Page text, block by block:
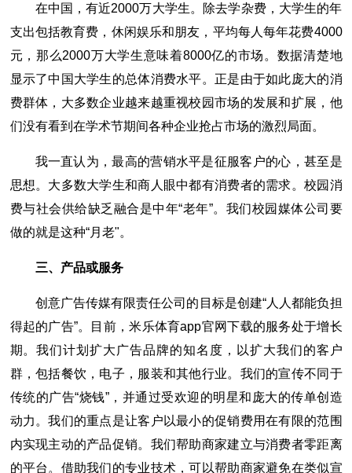
在中国，有近2000万大学生。除去学杂费，大学生的年
支出包括教育费，休闲娱乐和朋友，平均每人每年花费4000
元，那么2000万大学生意味着8000亿的市场。数据清楚地
显示了中国大学生的总体消费水平。正是由于如此庞大的消
费群体，大多数企业越来越重视校园市场的发展和扩展，他
们没有看到在学术节期间各种企业抢占市场的激烈局面。
我一直认为，最高的营销水平是征服客户的心，甚至是
思想。大多数大学生和商人眼中都有消费者的需求。校园消
费与社会供给缺乏融合是中年“老年”。我们校园媒体公司要
做的就是这种“月老"。
三、产品或服务
创意广告传媒有限责任公司的目标是创建“人人都能负担
得起的广告”。目前，米乐体育app官网下载的服务处于增长
期。我们计划扩大广告品牌的知名度，以扩大我们的客户
群，包括餐饮，电子，服装和其他行业。我们的宣传不同于
传统的广告“烧钱”，并通过受欢迎的明星和庞大的传单创造
动力。我们的重点是让客户以最小的促销费用在有限的范围
内实现主动的产品促销。我们帮助商家建立与消费者零距离
的平台。借助我们的专业技术，可以帮助商家避免在类似宣